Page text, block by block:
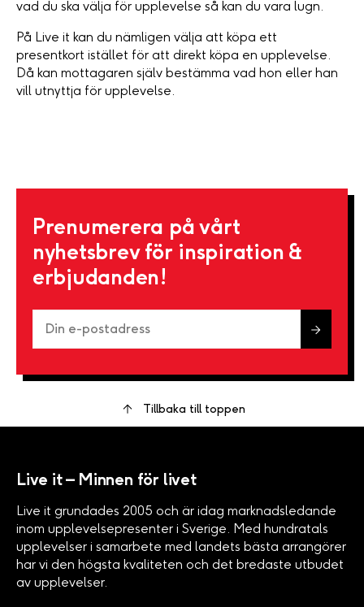
vad du ska välja för upplevelse så kan du vara lugn.
På Live it kan du nämligen välja att köpa ett
presentkort istället för att direkt köpa en upplevelse.
Då kan mottagaren själv bestämma vad hon eller han
vill utnyttja för upplevelse.
Prenumerera på vårt
nyhetsbrev för inspiration &
erbjudanden!
Tillbaka till toppen
Live it – Minnen för livet
Live it grundades 2005 och är idag marknadsledande
inom upplevelsepresenter i Sverige. Med hundratals
upplevelser i samarbete med landets bästa arrangörer
har vi den högsta kvaliteten och det bredaste utbudet
av upplevelser.